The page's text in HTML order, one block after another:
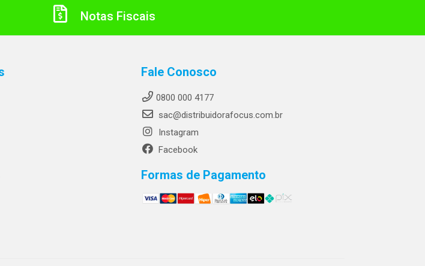
Notas Fiscais
Fale Conosco
0800 000 4177
sac@distribuidorafocus.com.br
Instagram
Facebook
Formas de Pagamento